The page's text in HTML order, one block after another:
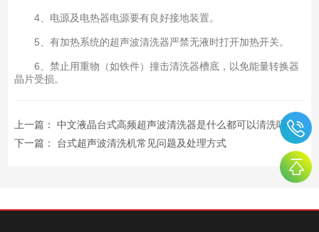
4、电源及电热器电源要有良好接地装置。
5、有加热系统的超声波清洗器严禁无液时打开加热开关。
6、禁止用重物（如铁件）撞击清洗器槽底，以免能量转换器
晶片受损。
上一篇： 中文液晶台式高频超声波清洗器是什么都可以清洗吗？
下一篇： 台式超声波清洗机常见问题及处理方式